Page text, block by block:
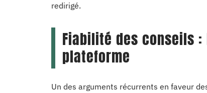
redirigé.
Fiabilité des conseils
plateforme
Un des arguments récurrents en faveur